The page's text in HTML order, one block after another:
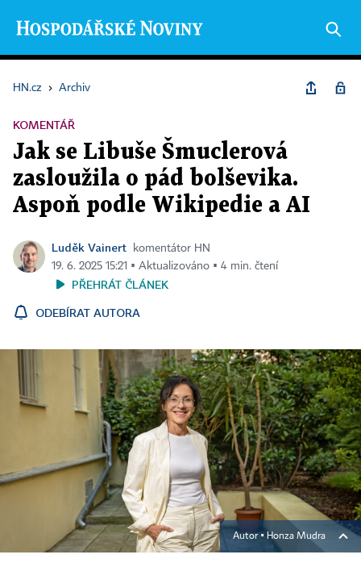
HN.cz › Archiv
KOMENTÁŘ
Jak se Libuše Šmuclerová
zasloužila o pád bolševika.
Aspoň podle Wikipedie a AI
Luděk Vainert
komentátor HN
19. 6. 2025 15:21 ▪ Aktualizováno ▪ 4 min. čtení
PŘEHRÁT ČLÁNEK
ODEBÍRAT AUTORA
Autor ▪ Honza Mudra